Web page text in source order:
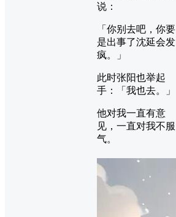
说：
「你别去吧，你要
是出事了沈延会发
疯。」
此时张阳也举起
手：「我也去。」
他对我一直有意
见，一直对我不服
气。